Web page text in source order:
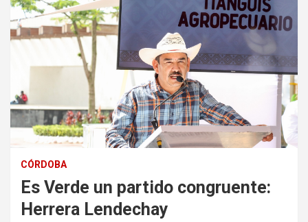
CÓRDOBA
Es Verde un partido congruente:
Herrera Lendechay